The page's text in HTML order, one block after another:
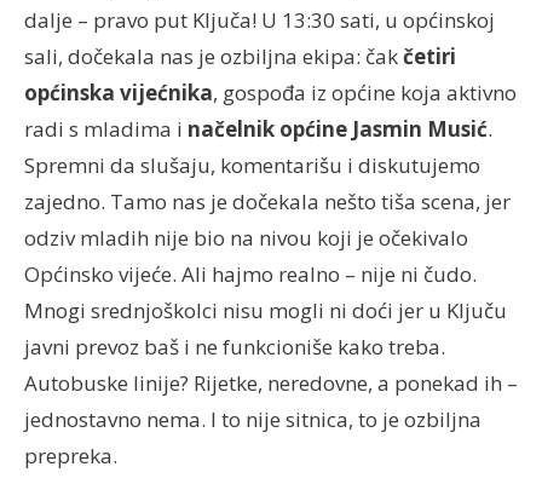
dalje – pravo put Ključa! U 13:30 sati, u općinskoj
sali, dočekala nas je ozbiljna ekipa: čakčetiri
općinska vijećnika, gospođa iz općine koja aktivno
radi s mladima i načelnik općine Jasmin Musić.
Spremni da slušaju, komentarišu i diskutujemo
zajedno. Tamo nas je dočekala nešto tiša scena, jer
odziv mladih nije bio na nivou koji je očekivalo
Općinsko vijeće. Ali hajmo realno – nije ni čudo.
Mnogi srednjoškolci nisu mogli ni doći jer u Ključu
javni prevoz baš i ne funkcioniše kako treba.
Autobuske linije? Rijetke, neredovne, a ponekad ih –
jednostavno nema. I to nije sitnica, to je ozbiljna
prepreka.